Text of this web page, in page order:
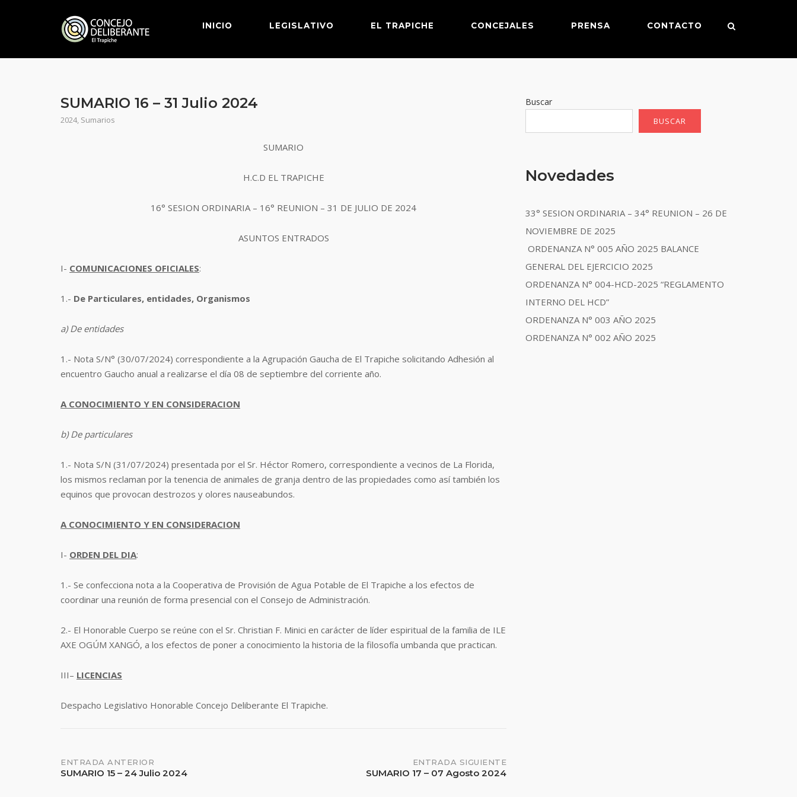
INICIO LEGISLATIVO EL TRAPICHE CONCEJALES PRENSA CONTACTO
SUMARIO 16 – 31 Julio 2024
2024, Sumarios
SUMARIO
H.C.D EL TRAPICHE
16° SESION ORDINARIA – 16° REUNION – 31 DE JULIO DE 2024
ASUNTOS ENTRADOS
I- COMUNICACIONES OFICIALES:
1.- De Particulares, entidades, Organismos
a) De entidades
1.- Nota S/N° (30/07/2024) correspondiente a la Agrupación Gaucha de El Trapiche solicitando Adhesión al
encuentro Gaucho anual a realizarse el día 08 de septiembre del corriente año.
A CONOCIMIENTO Y EN CONSIDERACION
b) De particulares
1.- Nota S/N (31/07/2024) presentada por el Sr. Héctor Romero, correspondiente a vecinos de La Florida,
los mismos reclaman por la tenencia de animales de granja dentro de las propiedades como así también los
equinos que provocan destrozos y olores nauseabundos.
A CONOCIMIENTO Y EN CONSIDERACION
I- ORDEN DEL DIA:
1.- Se confecciona nota a la Cooperativa de Provisión de Agua Potable de El Trapiche a los efectos de
coordinar una reunión de forma presencial con el Consejo de Administración.
2.- El Honorable Cuerpo se reúne con el Sr. Christian F. Minici en carácter de líder espiritual de la familia de ILE
AXE OGÚM XANGÓ, a los efectos de poner a conocimiento la historia de la filosofía umbanda que practican.
III– LICENCIAS
Despacho Legislativo Honorable Concejo Deliberante El Trapiche.
Navegación
ENTRADA ANTERIOR
SUMARIO 15 – 24 Julio 2024
ENTRADA SIGUIENTE
SUMARIO 17 – 07 Agosto 2024
Buscar
BUSCAR
Novedades
33° SESION ORDINARIA – 34° REUNION – 26 DE
NOVIEMBRE DE 2025
ORDENANZA N° 005 AÑO 2025 BALANCE
GENERAL DEL EJERCICIO 2025
ORDENANZA N° 004-HCD-2025 “REGLAMENTO
INTERNO DEL HCD”
ORDENANZA N° 003 AÑO 2025
ORDENANZA N° 002 AÑO 2025